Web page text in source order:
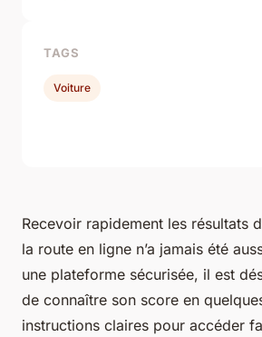
Recevoir rapidement les résultats
la route en ligne n’a jamais été
une plateforme sécurisée, il est
de connaître son score en
instructions claires pour accéder
TAGS
Voiture